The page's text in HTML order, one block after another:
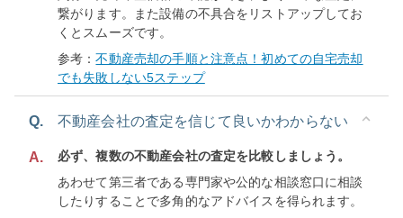
繋がります。また設備の不具合をリストアップしてお
くとスムーズです。
参考：不動産売却の手順と注意点！初めての自宅売却
でも失敗しない5ステップ
Q. 不動産会社の査定を信じて良いかわからない
A.
必ず、複数の不動産会社の査定を比較しましょう。
あわせて第三者である専門家や公的な相談窓口に相談
したりすることで多角的なアドバイスを得られます。